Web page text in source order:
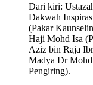
Dari kiri:
Dakwah
(Pakar
Haji Mohd Isa
Aziz bin Raja
Madya Dr
Pengiring).